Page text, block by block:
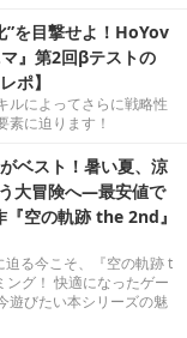
”を目撃せよ！HoYov
』第2回βテストの
ポ】
ルによってさらに戦略性
素に迫ります！
ベスト！暑い夏、涼
大冒険へ―最安値で
空の軌跡 the 2nd』
迫る今こそ、『空の軌跡 t
グ！ 快適になったゲー
遊びたい本シリーズの魅